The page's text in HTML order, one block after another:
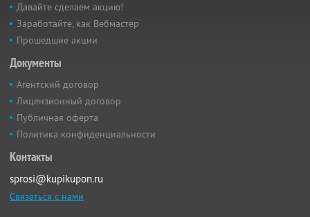
Давайте сделаем акцию!
Заработайте, как Вебмастер
Прошедшие акции
Документы
Агентский договор
Лицензионный договор
Публичная оферта
Политика конфиденциальности
Контакты
sprosi@kupikupon.ru
Связаться с нами